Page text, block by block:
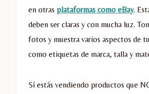
en otras plataformas como eBay.
deben ser claras y con mucha luz.
fotos y muestra varios aspectos de
como etiquetas de marca, talla y
Sí estás vendiendo productos que